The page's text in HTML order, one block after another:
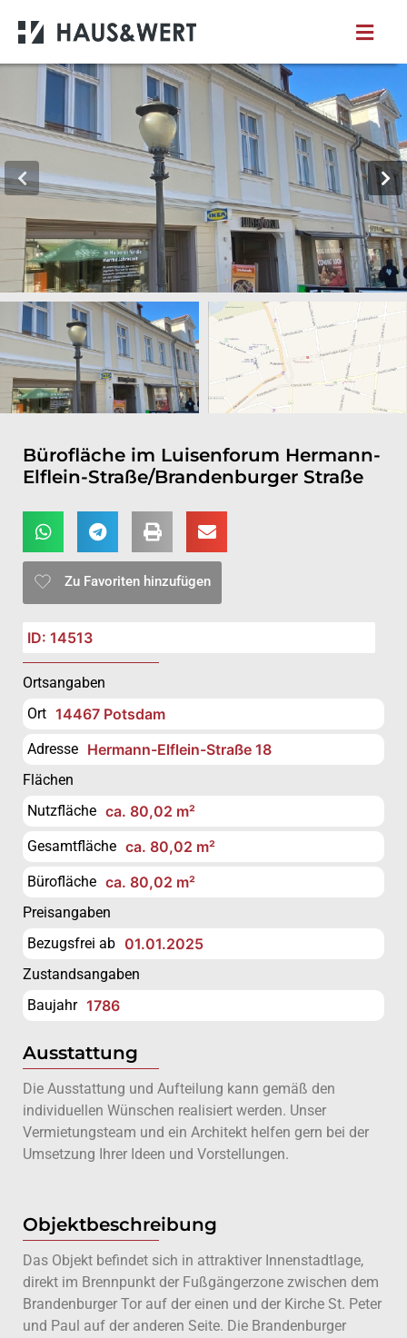
Bürofläche im Luisenforum Hermann-
Elflein-Straße/Brandenburger Straße
Zu Favoriten hinzufügen
ID: 14513
Ortsangaben
Ort 14467 Potsdam
Adresse Hermann-Elflein-Straße 18
Flächen
Nutzfläche ca. 80,02 m²
Gesamtfläche ca. 80,02 m²
Bürofläche ca. 80,02 m²
Preisangaben
Bezugsfrei ab 01.01.2025
Zustandsangaben
Baujahr 1786
Ausstattung
Die Ausstattung und Aufteilung kann gemäß den
individuellen Wünschen realisiert werden. Unser
Vermietungsteam und ein Architekt helfen gern bei der
Umsetzung Ihrer Ideen und Vorstellungen.
Objektbeschreibung
Das Objekt befindet sich in attraktiver Innenstadtlage,
direkt im Brennpunkt der Fußgängerzone zwischen dem
Brandenburger Tor auf der einen und der Kirche St. Peter
und Paul auf der anderen Seite. Die Brandenburger